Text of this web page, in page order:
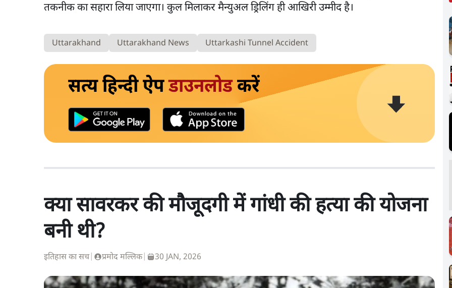
तकनीक का सहारा लिया जाएगा। कुल मिलाकर मैन्युअल ड्रिलिंग ही आखिरी उम्मीद है।
Uttarakhand Uttarakhand News Uttarkashi Tunnel Accident
सत्य हिन्दी ऐपडाउनलोडकरें
क्या सावरकर की मौजूदगी में गांधी की हत्या की योजना
बनी थी?
इतिहास का सच| प्रमोद मल्लिक| 30 JAN, 2026